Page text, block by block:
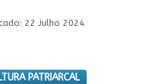
22 Julho 2024
PATRIARCAL